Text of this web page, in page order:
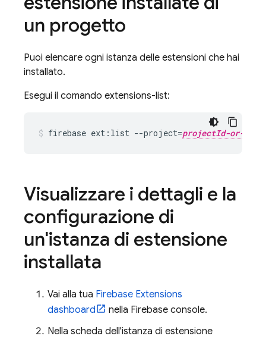
un progetto
Puoi elencare ogni istanza delle estensioni che hai
installato.
Esegui il comando extensions-list:
firebase ext:list --project=projectId-or-
Visualizzare i dettagli e la
configurazione di
un'istanza di estensione
installata
Vai alla tua Firebase Extensions
dashboard
nella Firebase console.
Nella scheda dell'istanza di estensione